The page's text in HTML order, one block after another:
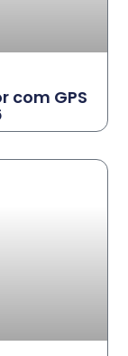
com GPS